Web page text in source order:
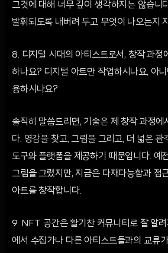
그것에 대해 너무 깊이 생각하지는 않습니
발휘되도록 내버려 두고 무엇이 나오는지
8. 디지털 시대의 아티스트로서, 창작 과정
하나요? 디지털 아트만 작업하시나요, 아
용하시나요?
솔직히 말씀드리면, 기술은 제 창작 과정에
다. 영감을 찾고, 그림을 그리고, 더 넓은 관
도구와 플랫폼을 제공하기 때문입니다. 예
그림을 그렸지만, 지금은 다재다능함과 접
아트를 창작합니다.
9. NFT 공간은 활기찬 커뮤니티로 잘 알
에서 수집가나 다른 아티스트들과의 교류